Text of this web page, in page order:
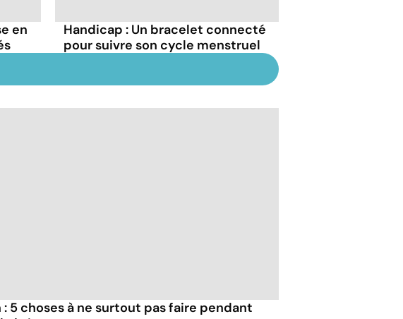
en
Handicap : Un bracelet connecté
pour suivre son cycle menstruel
: 5 choses à ne surtout pas faire pendant